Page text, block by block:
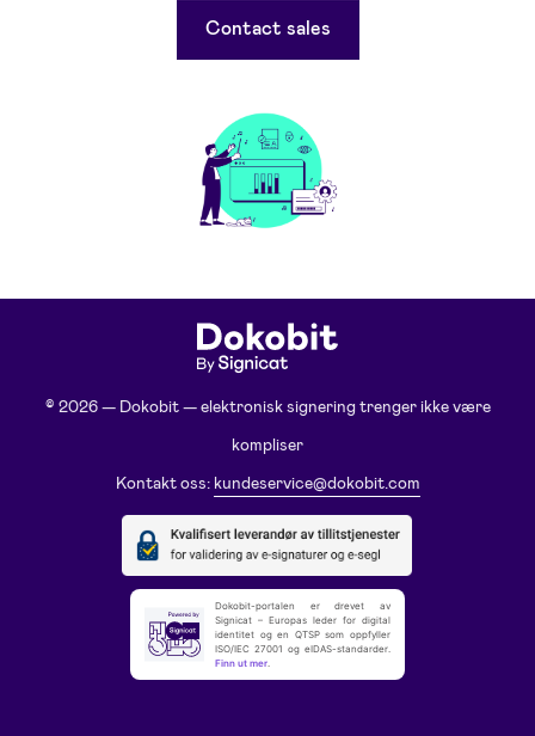
Contact sales
© 2026 — Dokobit — elektronisk signering trenger ikke være
kompliser
Kontakt oss: kundeservice@dokobit.com
Dokobit-portalen er drevet av
Signicat – Europas leder for digital
identitet og en QTSP som oppfyller
ISO/IEC 27001 og eIDAS-standarder.
Finn ut mer